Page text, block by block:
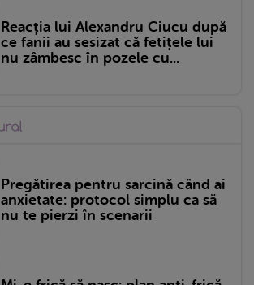
Reacția lui Alexandru Ciucu după
ce fanii au sesizat că fetițele lui
nu zâmbesc în pozele cu...
Pregătirea pentru sarcină când ai
anxietate: protocol simplu ca să
nu te pierzi în scenarii